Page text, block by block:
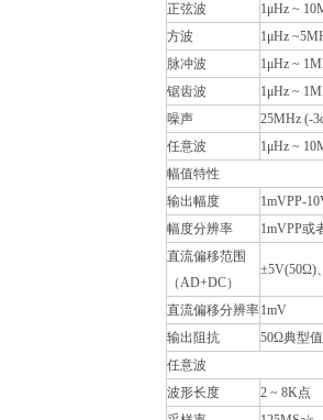
正弦波
1μHz ~
方波
1μHz
脉冲波
1μHz ~
锯齿波
1μHz ~
噪声
25MHz (-
任意波
1μHz ~
幅值特性
输出幅度
1mVPP-
幅度分辨率
1mVPP或
直流偏移范围
（AD+DC）
±5V(50Ω)
直流偏移分辨率1mV
输出阻抗
50Ω典型值
任意波
波形长度
2 ~ 8K点